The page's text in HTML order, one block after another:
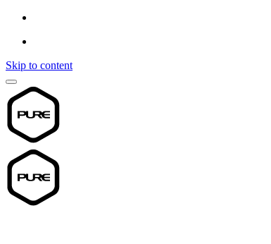
Skip to content